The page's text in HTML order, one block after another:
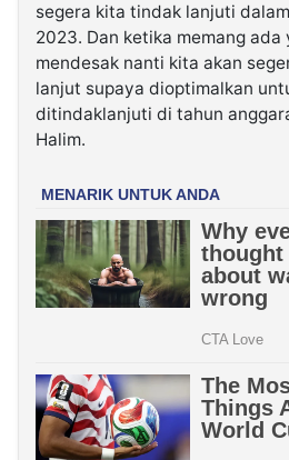
segera kita tindak lanjuti
2023. Dan ketika memang
mendesak nanti kita akan
lanjut supaya dioptimalkan
ditindaklanjuti di tahun
Halim.